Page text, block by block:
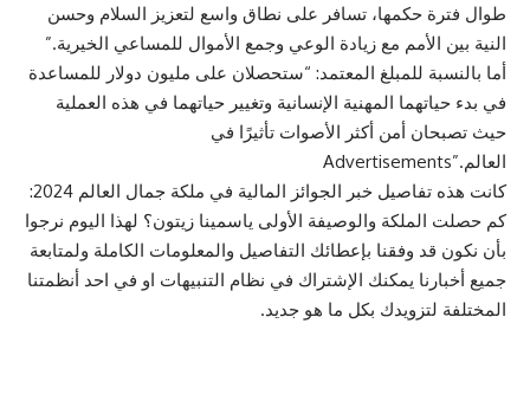
طوال فترة حكمها، تسافر على نطاق واسع لتعزيز السلام وحسن
النية بين الأمم مع زيادة الوعي وجمع الأموال للمساعي الخيرية.”
أما بالنسبة للمبلغ المعتمد: “ستحصلان على مليون دولار للمساعدة
في بدء حياتهما المهنية الإنسانية وتغيير حياتهما في هذه العملية
حيث تصبحان أمن أكثر الأصوات تأثيرًا في
العالم.”Advertisements
كانت هذه تفاصيل خبر الجوائز المالية في ملكة جمال العالم 2024:
كم حصلت الملكة والوصيفة الأولى ياسمينا زيتون؟ لهذا اليوم نرجوا
بأن نكون قد وفقنا بإعطائك التفاصيل والمعلومات الكاملة ولمتابعة
جميع أخبارنا يمكنك الإشتراك في نظام التنبيهات او في احد أنظمتنا
المختلفة لتزويدك بكل ما هو جديد.